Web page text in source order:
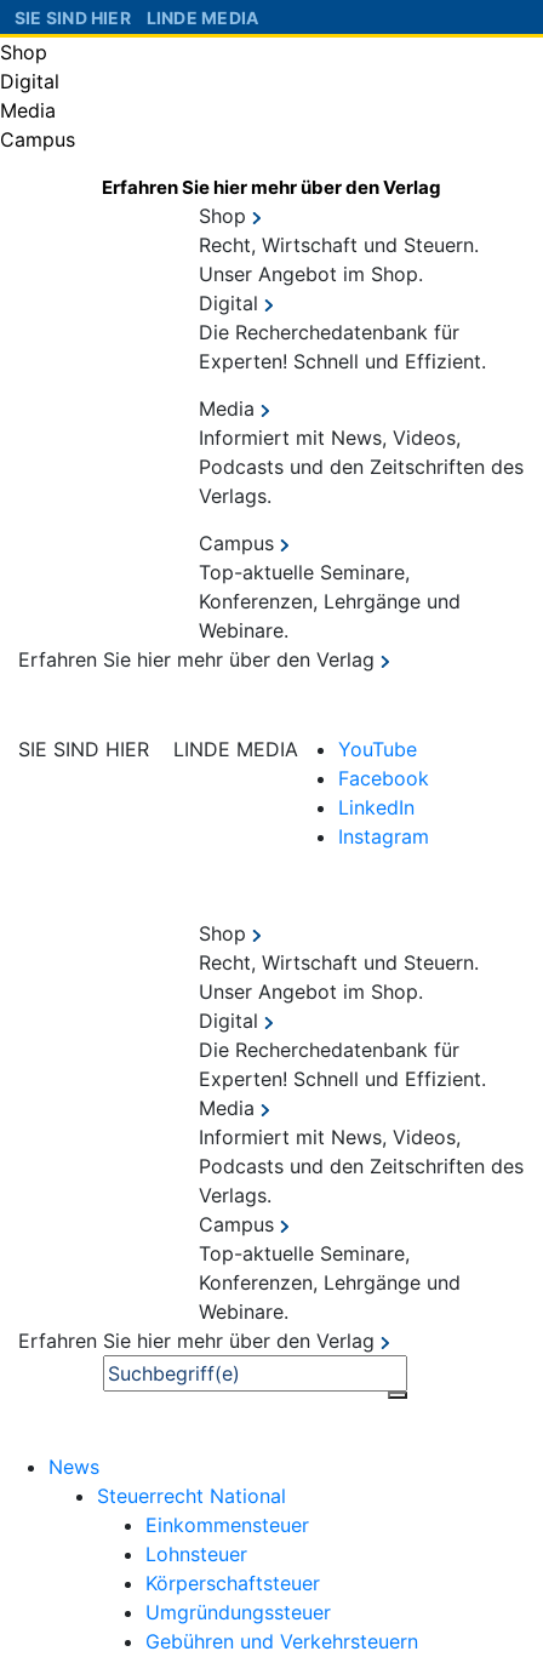
SIE SIND HIER LINDE MEDIA
Shop
Digital
Media
Campus
Erfahren Sie hier mehr über den Verlag
Shop
Recht, Wirtschaft und Steuern.
Unser Angebot im Shop.
Digital
Die Recherchedatenbank für
Experten! Schnell und Effizient.
Media
Informiert mit News, Videos,
Podcasts und den Zeitschriften des
Verlags.
Campus
Top-aktuelle Seminare,
Konferenzen, Lehrgänge und
Webinare.
Erfahren Sie hier mehr über den Verlag
SIE SIND HIER LINDE MEDIA
YouTube
Facebook
LinkedIn
Instagram
Shop
Recht, Wirtschaft und Steuern.
Unser Angebot im Shop.
Digital
Die Recherchedatenbank für
Experten! Schnell und Effizient.
Media
Informiert mit News, Videos,
Podcasts und den Zeitschriften des
Verlags.
Campus
Top-aktuelle Seminare,
Konferenzen, Lehrgänge und
Webinare.
Erfahren Sie hier mehr über den Verlag
Suche
News
Steuerrecht National
Einkommensteuer
Lohnsteuer
Körperschaftsteuer
Umgründungssteuer
Gebühren und Verkehrsteuern